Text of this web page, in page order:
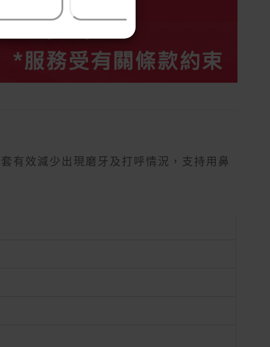
有效減少出現磨牙及打呼情況，支持用鼻